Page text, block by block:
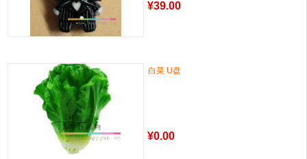
¥39.00
白菜 U盘
¥0.00